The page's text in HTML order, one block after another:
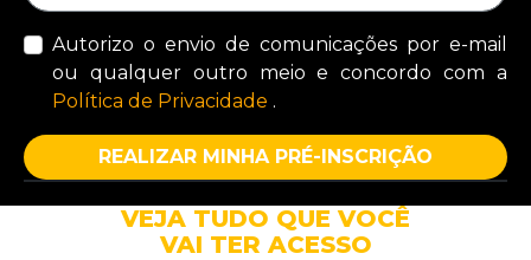
Autorizo o envio de comunicações por e-mail
ou qualquer outro meio e concordo com a
Política de Privacidade .
REALIZAR MINHA PRÉ-INSCRIÇÃO
VEJA TUDO QUE VOCÊ
VAI TER ACESSO